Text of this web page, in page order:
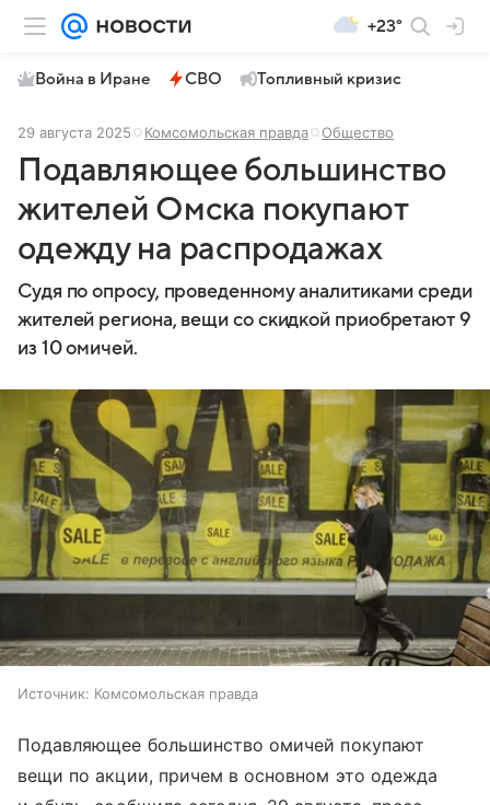
+23°
Война в Иране СВО Топливный кризис
29 августа 2025 Комсомольская правда Общество
Подавляющее большинство
жителей Омска покупают
одежду на распродажах
Судя по опросу, проведенному аналитиками среди
жителей региона, вещи со скидкой приобретают 9
из 10 омичей.
Источник: Комсомольская правда
Подавляющее большинство омичей покупают
вещи по акции, причем в основном это одежда